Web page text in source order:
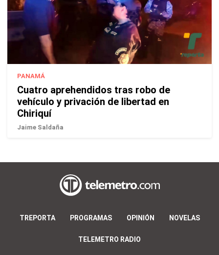
PANAMÁ
Cuatro aprehendidos tras robo de
vehículo y privación de libertad en
Chiriquí
Jaime Saldaña
TREPORTA PROGRAMAS OPINIÓN NOVELAS
TELEMETRO RADIO